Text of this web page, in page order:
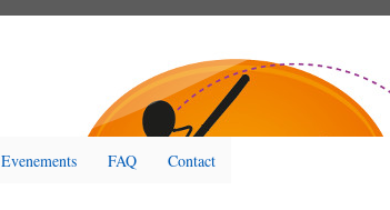
Evenements FAQ Contact